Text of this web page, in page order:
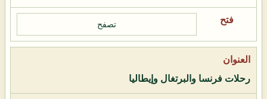
تصفح
رحلات فرنسا والبرتغال وإيطاليا